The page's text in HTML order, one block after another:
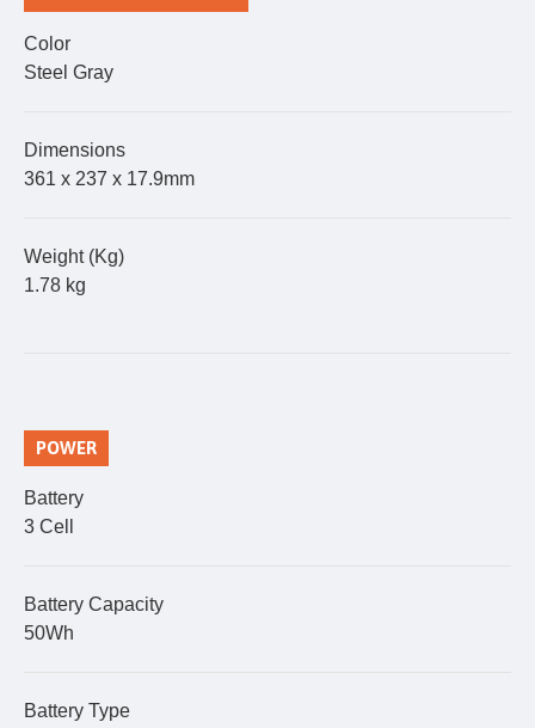
Color
Steel Gray
Dimensions
361 x 237 x 17.9mm
Weight (Kg)
1.78 kg
POWER
Battery
3 Cell
Battery Capacity
50Wh
Battery Type